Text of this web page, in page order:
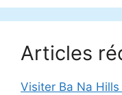
Articles
Visiter Ba Na